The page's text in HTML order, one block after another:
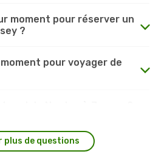
moment pour réserver un
?
pour voyager de
plus de questions